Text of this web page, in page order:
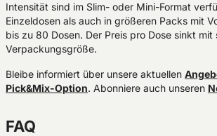
Intensität sind im Slim- oder Mini-Format
Einzeldosen als auch in größeren Packs mit
bis zu 80 Dosen. Der Preis pro Dose sinkt mit
Verpackungsgröße.
Bleibe informiert über unsere aktuellen
Pick&Mix-Option. Abonniere auch unseren
FAQ